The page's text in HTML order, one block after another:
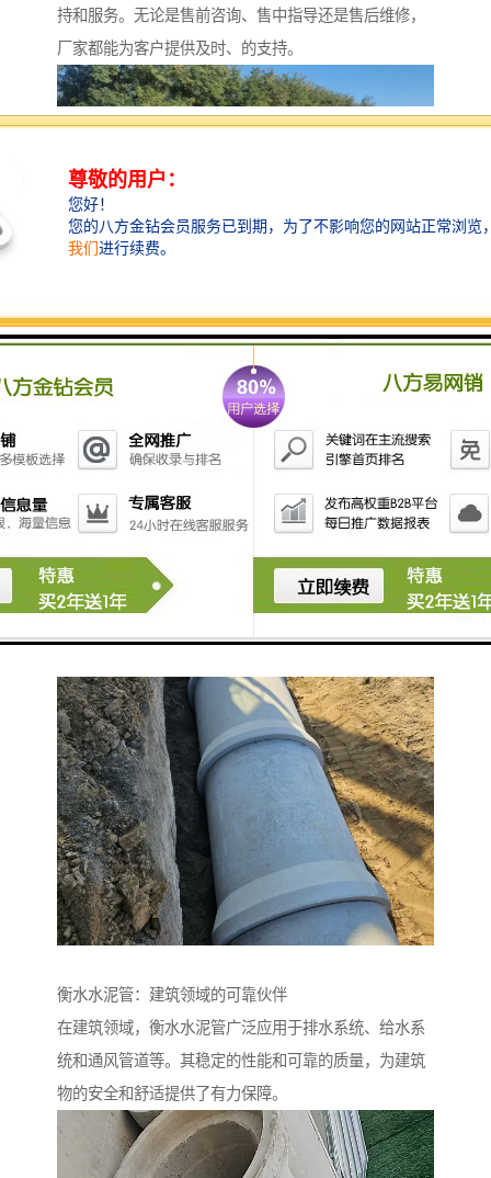
持和服务。无论是售前咨询、售中指导还是售后维修，
厂家都能为客户提供及时、的支持。
衡水水泥管：厂家的
理体系。厂家注重技术研发和创新，不断提升产品的质
量和性能，为客户提供的产品和服务。
衡水水泥管：建筑领域的可靠伙伴
在建筑领域，衡水水泥管广泛应用于排水系统、给水系
统和通风管道等。其稳定的性能和可靠的质量，为建筑
物的安全和舒适提供了有力保障。